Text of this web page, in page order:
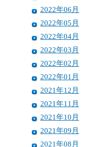
2022年06月
2022年05月
2022年04月
2022年03月
2022年02月
2022年01月
2021年12月
2021年11月
2021年10月
2021年09月
2021年08月